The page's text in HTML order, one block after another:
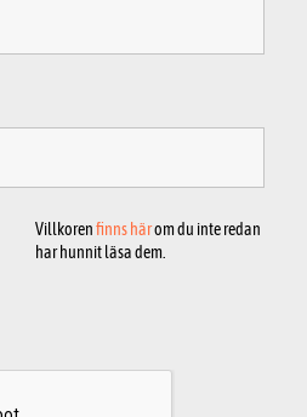
Villkorenfinns härom du inte redan
har hunnit läsa dem.